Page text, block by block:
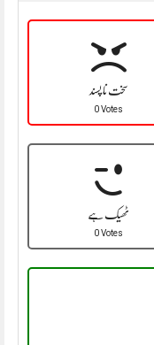
سخت نا پسند
0 Votes
ٹھیک ہے
0 Votes